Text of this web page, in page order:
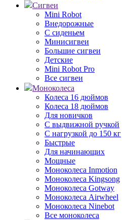
Сигвеи
Mini Robot
Внедорожные
С сиденьем
Минисигвеи
Большие сигвеи
Детские
Mini Robot Pro
Все сигвеи
Моноколеса
Колеса 16 дюймов
Колеса 18 дюймов
Для новичков
С выдвижной ручкой
С нагрузкой до 150 кг
Быстрые
Для начинающих
Мощные
Моноколеса Inmotion
Моноколеса Kingsong
Моноколеса Gotway
Моноколеса Airwheel
Моноколеса Ninebot
Все моноколеса